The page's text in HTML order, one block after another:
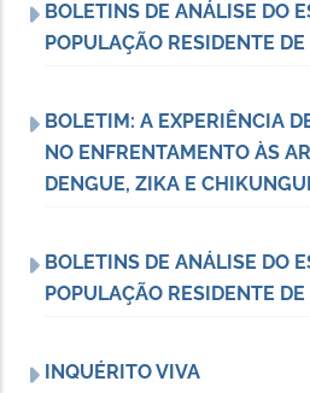
BOLETINS DE ANÁLISE DO
POPULAÇÃO RESIDENTE
BOLETIM: A EXPERIÊNCIA
NO ENFRENTAMENTO ÀS
DENGUE, ZIKA E
BOLETINS DE ANÁLISE DO
POPULAÇÃO RESIDENTE
INQUÉRITO VIVA